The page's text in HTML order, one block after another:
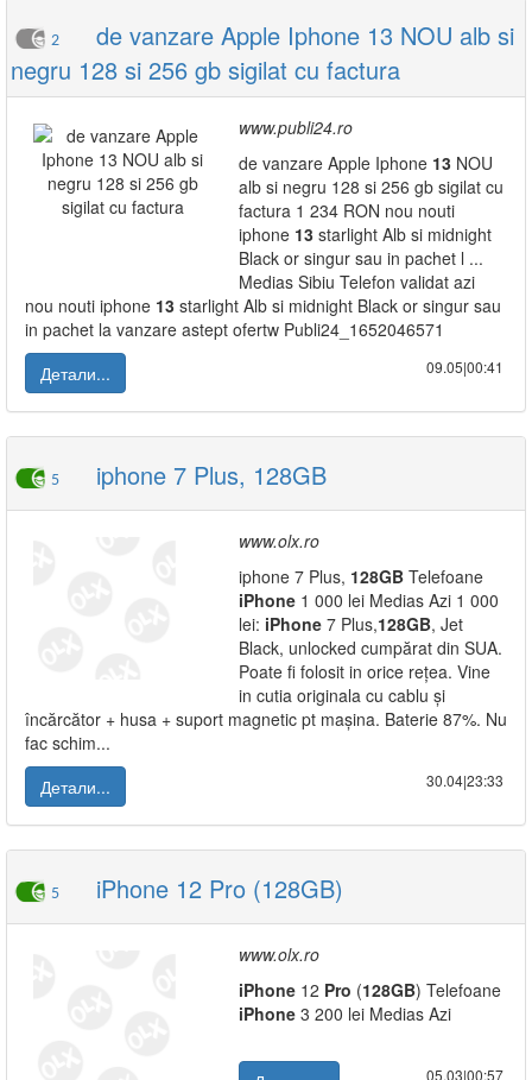
2
de vanzare Apple Iphone 13 NOU alb si
negru 128 si 256 gb sigilat cu factura
www.publi24.ro
de vanzare Apple Iphone 13 NOU
alb si negru 128 si 256 gb sigilat cu
factura 1 234 RON nou nouti
iphone 13 starlight Alb si midnight
Black or singur sau in pachet l ...
Medias Sibiu Telefon validat azi
nou nouti iphone 13 starlight Alb si midnight Black or singur sau
in pachet la vanzare astept ofertw Publi24_1652046571
Детали...
09.05|00:41
5 iphone 7 Plus, 128GB
www.olx.ro
iphone 7 Plus, 128GB Telefoane
iPhone 1 000 lei Medias Azi 1 000
lei: iPhone 7 Plus,128GB, Jet
Black, unlocked cumpărat din SUA.
Poate fi folosit in orice rețea. Vine
in cutia originala cu cablu și
încărcător + husa + suport magnetic pt mașina. Baterie 87%. Nu
fac schim...
Детали...
30.04|23:33
5 iPhone 12 Pro (128GB)
www.olx.ro
iPhone 12 Pro (128GB) Telefoane
iPhone 3 200 lei Medias Azi
05.03|00:57